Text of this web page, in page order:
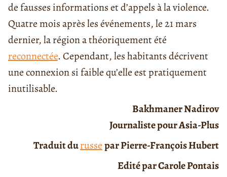
de fausses informations et d’appels à la violence.
Quatre mois après les événements, le 21 mars
dernier, la région a théoriquement été
reconnectée. Cependant, les habitants décrivent
une connexion si faible qu’elle est pratiquement
inutilisable.
Bakhmaner Nadirov
Journaliste pour Asia-Plus
Traduit durussepar Pierre-François Hubert
Edité par Carole Pontais